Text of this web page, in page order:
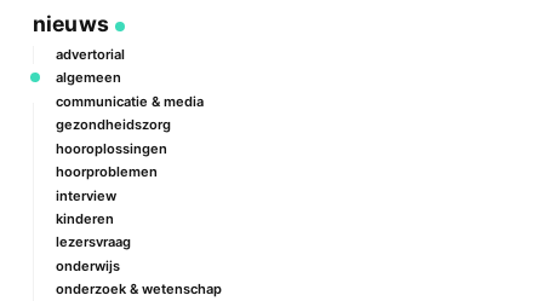
nieuws
advertorial
algemeen
communicatie & media
gezondheidszorg
hooroplossingen
hoorproblemen
interview
kinderen
lezersvraag
onderwijs
onderzoek & wetenschap